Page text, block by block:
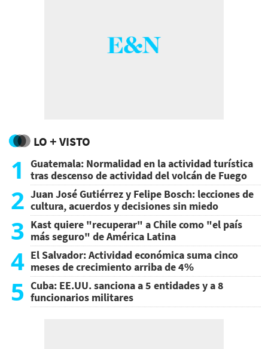
LO + VISTO
1
Guatemala: Normalidad en la actividad turística
tras descenso de actividad del volcán de Fuego
2 Juan José Gutiérrez y Felipe Bosch: lecciones de
cultura, acuerdos y decisiones sin miedo
3 Kast quiere "recuperar" a Chile como "el país
más seguro" de América Latina
4 El Salvador: Actividad económica suma cinco
meses de crecimiento arriba de 4%
5 Cuba: EE.UU. sanciona a 5 entidades y a 8
funcionarios militares